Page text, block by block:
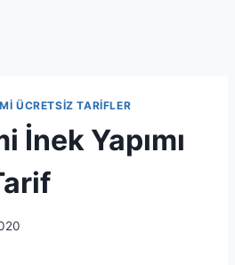
ÜCRETSIZ TARIFLER
İnek Yapımı